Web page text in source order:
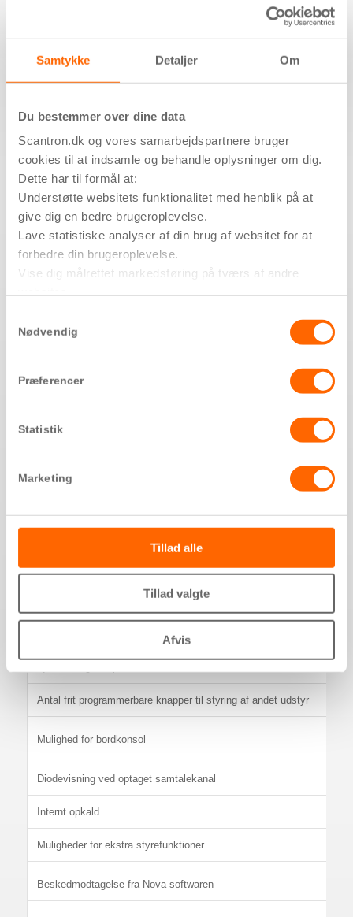
Samtykke Detaljer Om
Du bestemmer over dine data
Scantron.dk og vores samarbejdspartnere bruger
cookies til at indsamle og behandle oplysninger om dig.
Dette har til formål at:
Understøtte websitets funktionalitet med henblik på at
give dig en bedre brugeroplevelse.
Lave statistiske analyser af din brug af websitet for at
forbedre din brugeroplevelse.
Vise dig målrettet markedsføring på tværs af andre
oplysninger bliver delt med tredjeparter, så tryk på ’Vis
Nødvendig
Præferencer
Statistik
Marketing
Tillad alle
Tillad valgte
Afvis
automatisk slettes, hvis dette ikke gøres manuelt af
brugeren, efterhånden som de bliver læst. For at gøre brug
Tekniske specifikationer
Regulering af ringevolumen og samtalevolumen
Natafbryder med rød diodevisning
Ved opkald tændes grøn diode
Dørautomatik
Størrelse på videoskærm
Knap med omskifter til aktivering af kamera, dørstationer eller
Antal frit programmerbare knapper til styring af andet udstyr
Mulighed for bordkonsol
Diodevisning ved optaget samtalekanal
Internt opkald
Muligheder for ekstra styrefunktioner
Beskedmodtagelse fra Nova softwaren